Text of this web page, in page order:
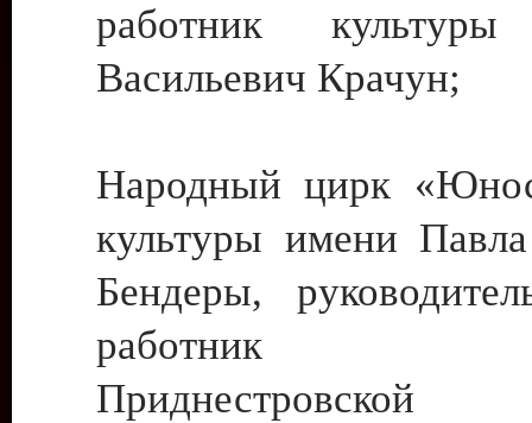
работник культуры
Васильевич Крачун;
Народный цирк
культуры имени
Бендеры,
работник
Приднестровской